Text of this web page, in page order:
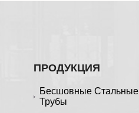
ПРОДУКЦИЯ
Бесшовные Стальные
Трубы